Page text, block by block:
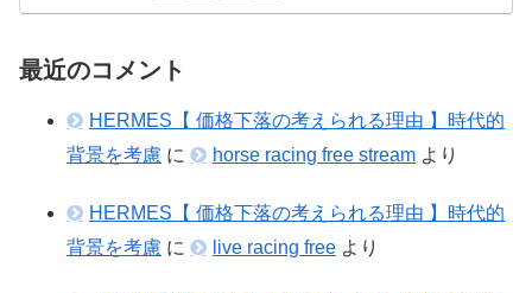
最近のコメント
HERMES【 価格下落の考えられる理由 】時代的
背景を考慮 に horse racing free stream より
HERMES【 価格下落の考えられる理由 】時代的
背景を考慮 に live racing free より